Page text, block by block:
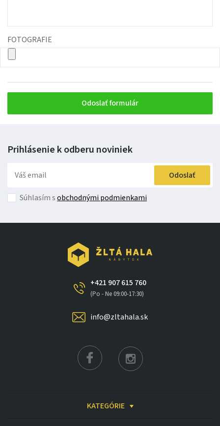
FOTOGRAFIE
Odoslať formulár
Prihlásenie k odberu noviniek
Odoslať
Súhlasím sobchodnými podmienkami
+421 907 615 760
(Po - Ne 09:00-17:30)
info@zltahala.sk
KATEGÓRIE